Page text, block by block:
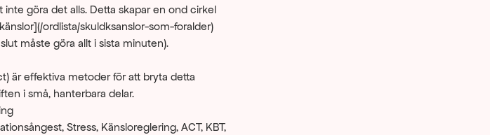
göra det alls. Detta skapar en ond cirkel
ordlista/skuldksanslor-som-foralder)
måste göra allt i sista minuten).
är effektiva metoder för att bryta detta
i små, hanterbara delar.
Stress, Känsloreglering, ACT, KBT,